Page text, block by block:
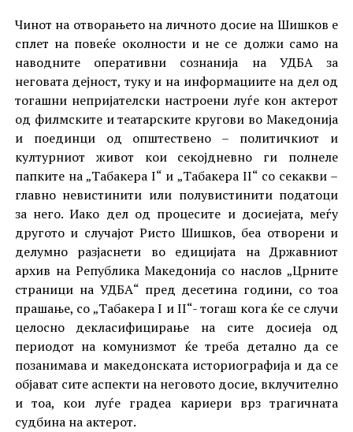
Чинот на отворањето на личното досие на Шишков е
сплет на повеќе околности и не се должи само на
наводните оперативни сознанија на УДБА за
неговата дејност, туку и на информациите на дел од
тогашни непријателски настроени луѓе кон актерот
од филмските и театарските кругови во Македонија
и поединци од општествено – политичкиот и
културниот живот кои секојдневно ги полнеле
папките на „Табакера I“ и „Табакера II“ со секакви –
главно невистинити или полувистинити податоци
за него. Иако дел од процесите и досиејата, меѓу
другото и случајот Ристо Шишков, беа отворени и
делумно разјаснети во едицијата на Државниот
архив на Република Македонија со наслов „Црните
страници на УДБА“ пред десетина години, со тоа
прашање, со „Табакера I и II“- тогаш кога ќе се случи
целосно декласифицирање на сите досиеја од
периодот на комунизмот ќе треба детално да се
позанимава и македонската историографија и да се
објават сите аспекти на неговото досие, вклучително
и тоа, кои луѓе градеа кариери врз трагичната
судбина на актерот.